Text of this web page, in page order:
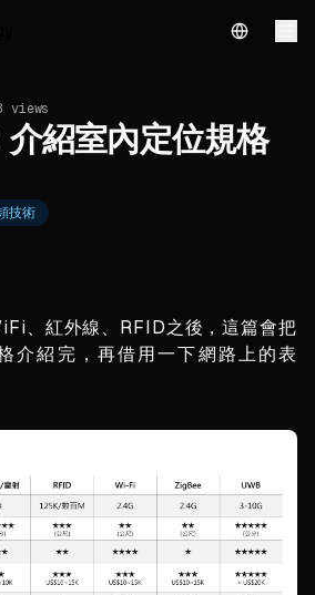
English
views
介紹室內定位規格
技術
、紅外線、RFID之後，這篇會把
介紹完，再借用一下網路上的表